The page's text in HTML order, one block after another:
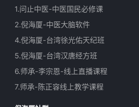
1.问止中医-中医国民必修课
2.倪海厦-中医大脑软件
4.倪海厦-台湾徐光佑天纪班
5.倪海厦-台湾汉唐经方班
6.师承-李宗恩-线上直播课程
7.师承-陈正容线上教学课程